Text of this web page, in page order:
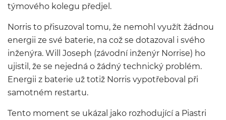
týmového kolegu předjel.
Norris to přisuzoval tomu, že nemohl využít žádnou
energii ze své baterie, na což se dotazoval i svého
inženýra. Will Joseph (závodní inženýr Norrise) ho
ujistil, že se nejedná o žádný technický problém.
Energii z baterie už totiž Norris vypotřeboval při
samotném restartu.
Tento moment se ukázal jako rozhodující a Piastri